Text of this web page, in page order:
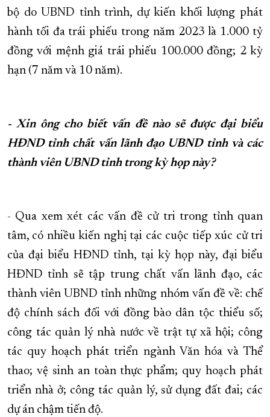
bộ do UBND tỉnh trình, dự kiến khối lượng phát
hành tối đa trái phiếu trong năm 2023 là 1.000 tỷ
đồng với mệnh giá trái phiếu 100.000 đồng; 2 kỳ
hạn (7 năm và 10 năm).
- Xin ông cho biết vấn đề nào sẽ được đại biểu
HĐND tỉnh chất vấn lãnh đạo UBND tỉnh và các
thành viên UBND tỉnh trong kỳ họp này?
- Qua xem xét các vấn đề cử tri trong tỉnh quan
tâm, có nhiều kiến nghị tại các cuộc tiếp xúc cử tri
của đại biểu HĐND tỉnh, tại kỳ họp này, đại biểu
HĐND tỉnh sẽ tập trung chất vấn lãnh đạo, các
thành viên UBND tỉnh những nhóm vấn đề về: chế
độ chính sách đối với đồng bào dân tộc thiểu số;
công tác quản lý nhà nước về trật tự xã hội; công
tác quy hoạch phát triển ngành Văn hóa và Thể
thao; vệ sinh an toàn thực phẩm; quy hoạch phát
triển nhà ở; công tác quản lý, sử dụng đất đai; các
dự án chậm tiến độ.